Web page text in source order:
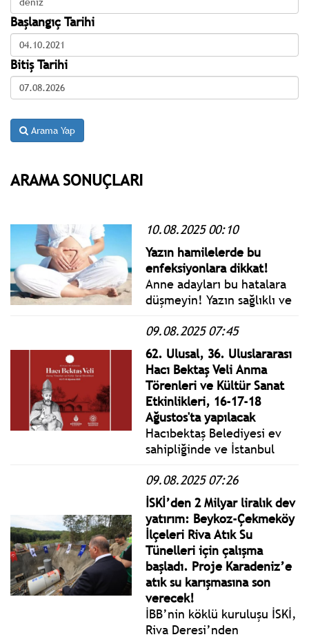
Başlangıç Tarihi
Bitiş Tarihi
Arama Yap
ARAMA SONUÇLARI
10.08.2025 00:10
Yazın hamilelerde bu
enfeksiyonlara dikkat!
Anne adayları bu hatalara
düşmeyin! Yazın sağlıklı ve
Hamilelik hormonları cildin
güneşe karşı duyarlılığının
artmasına neden olur.
09.08.2025 07:45
62. Ulusal, 36. Uluslararası
Hacı Bektaş Veli Anma
Törenleri ve Kültür Sanat
Etkinlikleri, 16-17-18
Ağustos'ta yapılacak
Hacıbektaş Belediyesi ev
sahipliğinde ve İstanbul
birliğiyle düzenlenecek
olan 62. Ulusal, 36.
Uluslararası Hacı Bektaş
Veli Anma Törenleri ve
Kültür Sanat Etkinlikleri,
16-17-18 Ağustos 2025
tarihlerinde
gerçekleştirilecek.
09.08.2025 07:26
İSKİ’den 2 Milyar liralık dev
yatırım: Beykoz-Çekmeköy
İlçeleri Riva Atık Su
Tünelleri için çalışma
başladı. Proje Karadeniz’e
atık su karışmasına son
verecek!
İBB’nin köklü kuruluşu İSKİ,
Riva Deresi’nden